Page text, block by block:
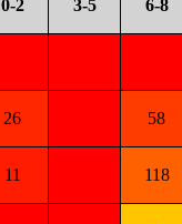
0-2 3-5 6-8
26 58
11 118